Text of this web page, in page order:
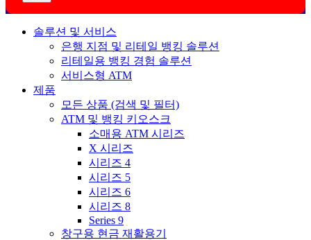
솔루션 및 서비스
은행 지점 및 리테일 뱅킹 솔루션
리테일용 뱅킹 경험 솔루션
서비스형 ATM
제품
모든 상품 (검색 및 필터)
ATM 및 뱅킹 키오스크
소매용 ATM 시리즈
X 시리즈
시리즈 4
시리즈 5
시리즈 6
시리즈 8
Series 9
창구용 현금 재활용기